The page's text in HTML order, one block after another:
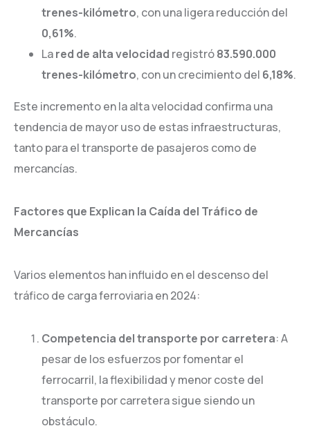
trenes-kilómetro, con una ligera reducción del
0,61%.
Lared de alta velocidad registró83.590.000
trenes-kilómetro, con un crecimiento del 6,18%.
Este incremento en la alta velocidad confirma una
tendencia de mayor uso de estas infraestructuras,
tanto para el transporte de pasajeros como de
mercancías.
Factores que Explican la Caída del Tráfico de
Mercancías
Varios elementos han influido en el descenso del
tráfico de carga ferroviaria en 2024:
Competencia del transporte por carretera: A
pesar de los esfuerzos por fomentar el
ferrocarril, la flexibilidad y menor coste del
transporte por carretera sigue siendo un
obstáculo.